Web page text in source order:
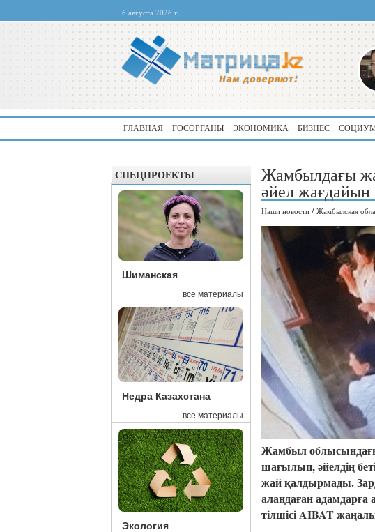
6 августа 2026 г.
ГЛАВНАЯ ГОСОРГАНЫ ЭКОНОМИКА БИЗНЕС
CПЕЦПРОЕКТЫ
Шиманская
все материалы
Недра Казахстана
все материалы
Экология
Жамбылдағы
әйел жағдайын
Наши новости / Жамбылская
Жамбыл облысындағы
шағылып, әйелдің
жай қалдырмады.
алаңдаған адамдарға
тілшісі AIBAT